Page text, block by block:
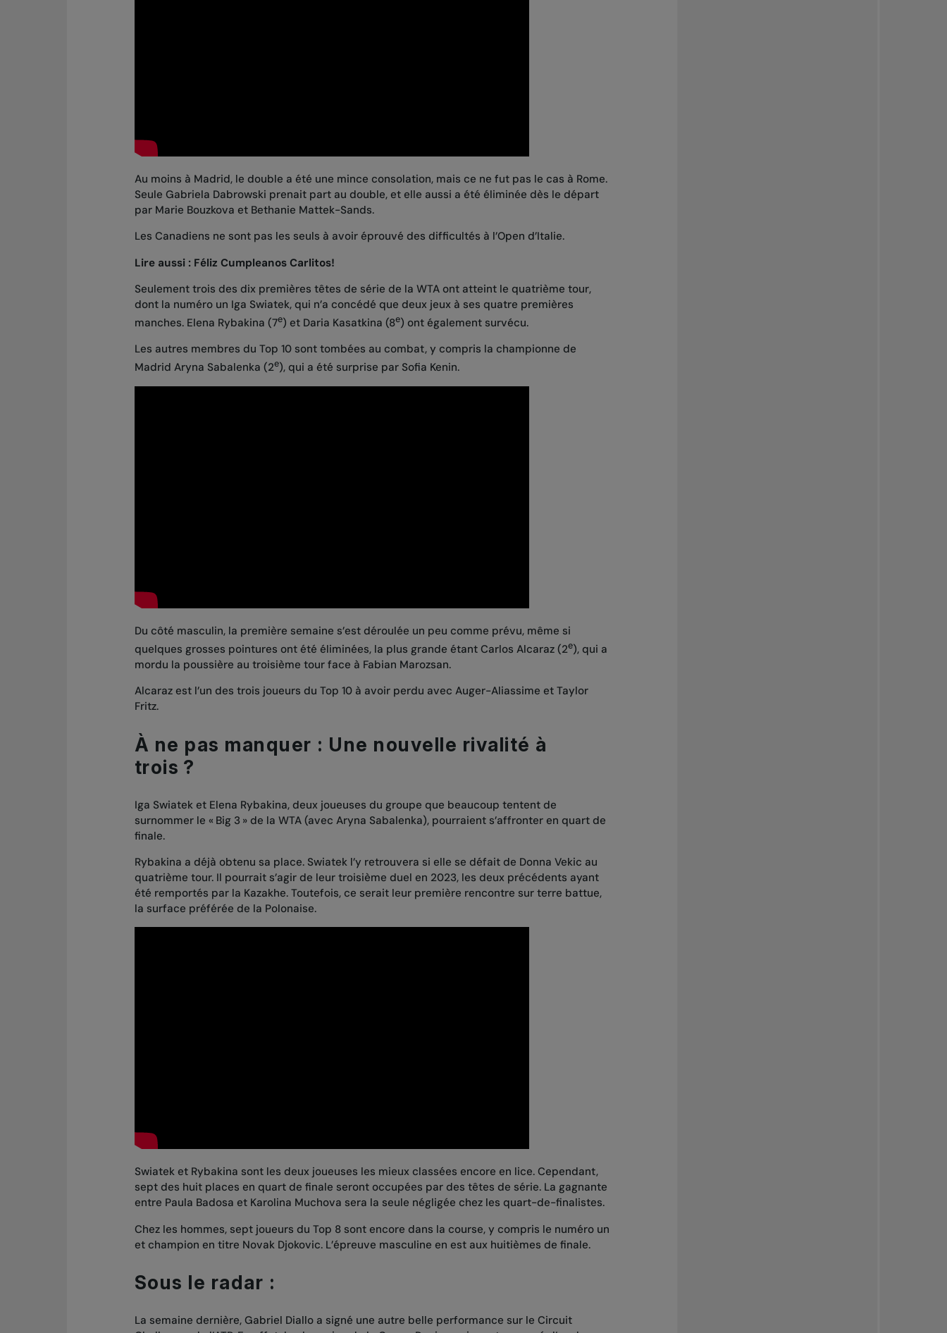
Au moins à Madrid, le double a été une mince consolation, mais ce ne fut pas le cas à Rome.
Seule Gabriela Dabrowski prenait part au double, et elle aussi a été éliminée dès le départ
par Marie Bouzkova et Bethanie Mattek-Sands.
Les Canadiens ne sont pas les seuls à avoir éprouvé des difficultés à l’Open d’Italie.
Lire aussi : Féliz Cumpleanos Carlitos!
Seulement trois des dix premières têtes de série de la WTA ont atteint le quatrième tour,
dont la numéro un Iga Swiatek, qui n’a concédé que deux jeux à ses quatre premières
manches. Elena Rybakina (7e) et Daria Kasatkina (8e) ont également survécu.
Les autres membres du Top 10 sont tombées au combat, y compris la championne de
Madrid Aryna Sabalenka (2e), qui a été surprise par Sofia Kenin.
Du côté masculin, la première semaine s’est déroulée un peu comme prévu, même si
quelques grosses pointures ont été éliminées, la plus grande étant Carlos Alcaraz (2e), qui a
mordu la poussière au troisième tour face à Fabian Marozsan.
Alcaraz est l’un des trois joueurs du Top 10 à avoir perdu avec Auger-Aliassime et Taylor
Fritz.
À ne pas manquer : Une nouvelle rivalité à
trois ?
Iga Swiatek et Elena Rybakina, deux joueuses du groupe que beaucoup tentent de
surnommer le « Big 3 » de la WTA (avec Aryna Sabalenka), pourraient s’affronter en quart de
finale.
Rybakina a déjà obtenu sa place. Swiatek l’y retrouvera si elle se défait de Donna Vekic au
quatrième tour. Il pourrait s’agir de leur troisième duel en 2023, les deux précédents ayant
été remportés par la Kazakhe. Toutefois, ce serait leur première rencontre sur terre battue,
la surface préférée de la Polonaise.
Swiatek et Rybakina sont les deux joueuses les mieux classées encore en lice. Cependant,
sept des huit places en quart de finale seront occupées par des têtes de série. La gagnante
entre Paula Badosa et Karolina Muchova sera la seule négligée chez les quart-de-finalistes.
Chez les hommes, sept joueurs du Top 8 sont encore dans la course, y compris le numéro un
et champion en titre Novak Djokovic. L’épreuve masculine en est aux huitièmes de finale.
Sous le radar :
La semaine dernière, Gabriel Diallo a signé une autre belle performance sur le Circuit